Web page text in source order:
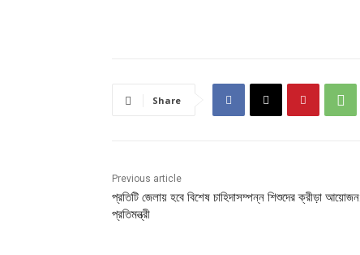
Share
Previous article
প্রতিটি জেলায় হবে বিশেষ চাহিদাসম্পন্ন শিশুদের ক্রীড়া আয়োজন:
প্রতিমন্ত্রী